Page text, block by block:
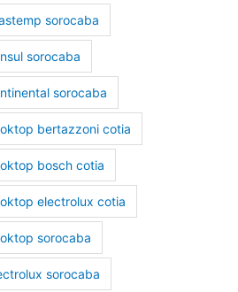
sorocaba
sorocaba
sorocaba
bertazzoni cotia
bosch cotia
electrolux cotia
sorocaba
sorocaba